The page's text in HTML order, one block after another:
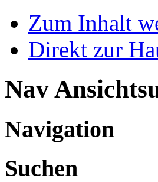
Zum Inhalt
Direkt zur
Nav
Navigation
Suchen